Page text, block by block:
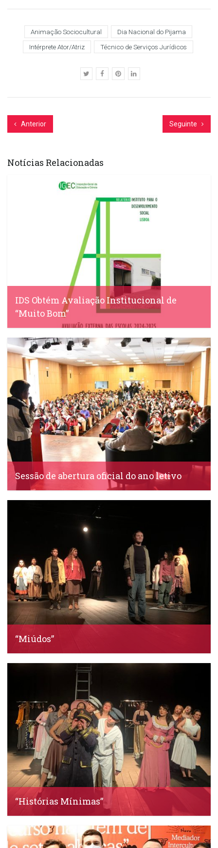
Animação Sociocultural
Dia Nacional do Pijama
Intérprete Ator/Atriz
Técnico de Serviços Jurídicos
Anterior Seguinte
Notícias Relacionadas
IDS Obtém Avaliação Institucional de
“Muito Bom”
IDS, 22 Abril, 2025
Sessão de abertura oficial do ano letivo
IDS, 21 Setembro, 2023
“Miúdos”
IDS, 30 Março, 2023
“Histórias Mínimas”
IDS, 30 Março, 2023